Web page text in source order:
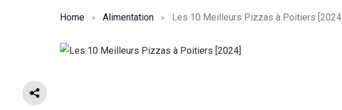
Home Alimentation Les 10 Meilleurs Pizzas à Poitiers [2024]